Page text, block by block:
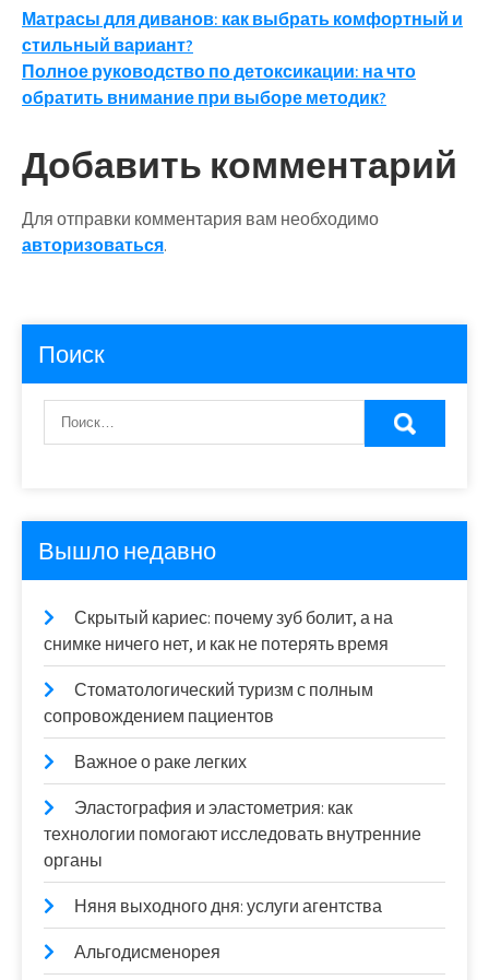
Навигация
по
записям
Матрасы для диванов: как выбрать комфортный и
стильный вариант?
Полное руководство по детоксикации: на что
обратить внимание при выборе методик?
Добавить комментарий
Для отправки комментария вам необходимо
авторизоваться.
Поиск
Вышло недавно
Скрытый кариес: почему зуб болит, а на
снимке ничего нет, и как не потерять время
Стоматологический туризм с полным
сопровождением пациентов
Важное о раке легких
Эластография и эластометрия: как
технологии помогают исследовать внутренние
органы
Няня выходного дня: услуги агентства
Альгодисменорея